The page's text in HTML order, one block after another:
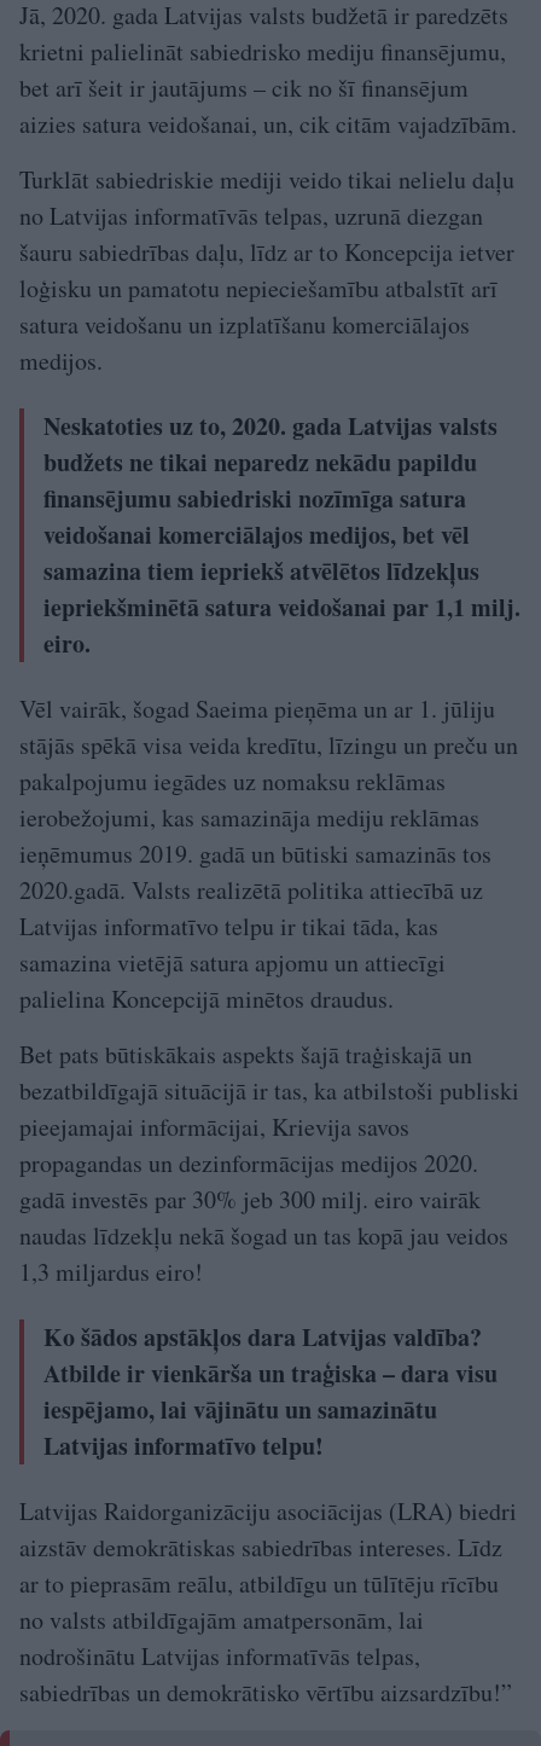
Jā, 2020. gada Latvijas valsts budžetā ir paredzēts
krietni palielināt sabiedrisko mediju finansējumu,
bet arī šeit ir jautājums – cik no šī finansējum
aizies satura veidošanai, un, cik citām vajadzībām.
Turklāt sabiedriskie mediji veido tikai nelielu daļu
no Latvijas informatīvās telpas, uzrunā diezgan
šauru sabiedrības daļu, līdz ar to Koncepcija ietver
loģisku un pamatotu nepieciešamību atbalstīt arī
satura veidošanu un izplatīšanu komerciālajos
medijos.
Neskatoties uz to, 2020. gada Latvijas valsts
budžets ne tikai neparedz nekādu papildu
finansējumu sabiedriski nozīmīga satura
veidošanai komerciālajos medijos, bet vēl
samazina tiem iepriekš atvēlētos līdzekļus
iepriekšminētā satura veidošanai par 1,1 milj.
eiro.
Vēl vairāk, šogad Saeima pieņēma un ar 1. jūliju
stājās spēkā visa veida kredītu, līzingu un preču un
pakalpojumu iegādes uz nomaksu reklāmas
ierobežojumi, kas samazināja mediju reklāmas
ieņēmumus 2019. gadā un būtiski samazinās tos
2020.gadā. Valsts realizētā politika attiecībā uz
Latvijas informatīvo telpu ir tikai tāda, kas
samazina vietējā satura apjomu un attiecīgi
palielina Koncepcijā minētos draudus.
Bet pats būtiskākais aspekts šajā traģiskajā un
bezatbildīgajā situācijā ir tas, ka atbilstoši publiski
pieejamajai informācijai, Krievija savos
propagandas un dezinformācijas medijos 2020.
gadā investēs par 30% jeb 300 milj. eiro vairāk
naudas līdzekļu nekā šogad un tas kopā jau veidos
1,3 miljardus eiro!
Ko šādos apstākļos dara Latvijas valdība?
Atbilde ir vienkārša un traģiska – dara visu
iespējamo, lai vājinātu un samazinātu
Latvijas informatīvo telpu!
Latvijas Raidorganizāciju asociācijas (LRA) biedri
aizstāv demokrātiskas sabiedrības intereses. Līdz
ar to pieprasām reālu, atbildīgu un tūlītēju rīcību
no valsts atbildīgajām amatpersonām, lai
nodrošinātu Latvijas informatīvās telpas,
sabiedrības un demokrātisko vērtību aizsardzību!”